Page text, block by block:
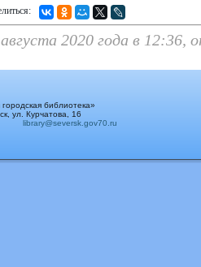
2020 года в 12:36,
библиотека»
ул. Курчатова, 16
library@seversk.gov70.ru